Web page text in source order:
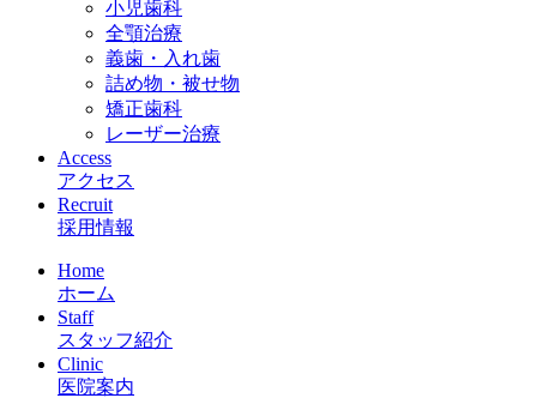
小児歯科
全顎治療
義歯・入れ歯
詰め物・被せ物
矯正歯科
レーザー治療
Access
アクセス
Recruit
採用情報
Home
ホーム
Staff
スタッフ紹介
Clinic
医院案内